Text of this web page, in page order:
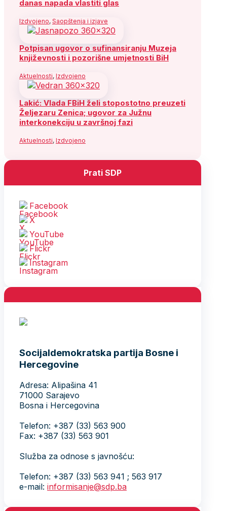
danas napada vlastiti glas
Izdvojeno, Saopštenja i izjave
Potpisan ugovor o sufinansiranju Muzeja
književnosti i pozorišne umjetnosti BiH
Aktuelnosti, Izdvojeno
Lakić: Vlada FBiH želi stopostotno preuzeti
Željezaru Zenica; ugovor za Južnu
interkonekciju u završnoj fazi
Aktuelnosti, Izdvojeno
Prati SDP
Facebook
X
YouTube
Flickr
Instagram
Socijaldemokratska partija Bosne i
Hercegovine
Adresa: Alipašina 41
71000 Sarajevo
Bosna i Hercegovina
Telefon: +387 (33) 563 900
Fax: +387 (33) 563 901
Služba za odnose s javnošću:
Telefon: +387 (33) 563 941 ; 563 917
e-mail: informisanje@sdp.ba